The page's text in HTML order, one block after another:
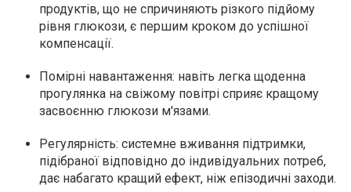
продуктів, що не спричиняють різкого підйому
рівня глюкози, є першим кроком до успішної
компенсації.
Помірні навантаження: навіть легка щоденна
прогулянка на свіжому повітрі сприяє кращому
засвоєнню глюкози м'язами.
Регулярність: системне вживання підтримки,
підібраної відповідно до індивідуальних потреб,
дає набагато кращий ефект, ніж епізодичні заходи.